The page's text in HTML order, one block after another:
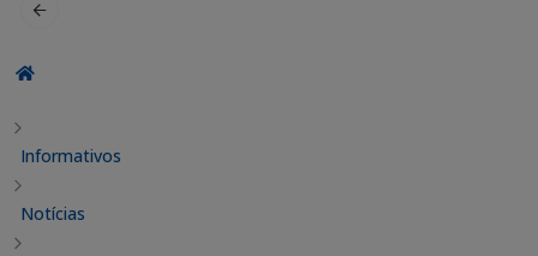
Informativos
Notícias